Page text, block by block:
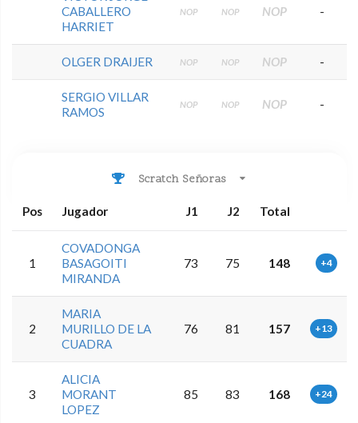
CABALLERO
HARRIET
NOP NOP NOP -
OLGER DRAIJER NOP NOP NOP -
SERGIO VILLAR
RAMOS
NOP NOP NOP -
Scratch Señoras
Pos Jugador J1 J2 Total
1
COVADONGA
BASAGOITI
MIRANDA
73 75 148 +4
2
MARIA
MURILLO DE LA
CUADRA
76 81 157 +13
3
ALICIA
MORANT
LOPEZ
85 83 168 +24